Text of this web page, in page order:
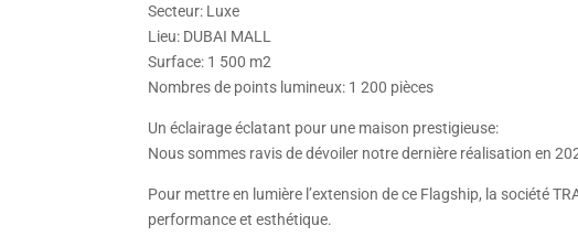
Secteur: Luxe
Lieu: DUBAI MALL
Surface: 1 500 m2
Nombres de points lumineux: 1 200 pièces
Un éclairage éclatant pour une maison prestigieuse:
Nous sommes ravis de dévoiler notre dernière réalisation en
Pour mettre en lumière l’extension de ce Flagship, la société
performance et esthétique.